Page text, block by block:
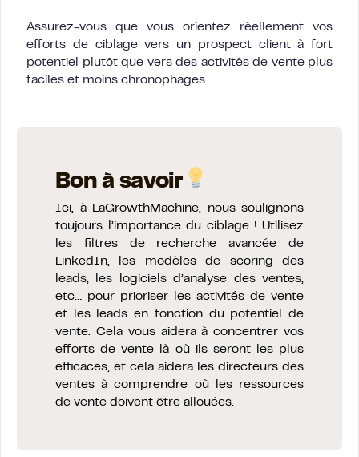
Assurez-vous que vous orientez réellement vos
efforts de ciblage vers un prospect client à fort
potentiel plutôt que vers des activités de vente plus
faciles et moins chronophages.
Bon à savoir
Ici, à LaGrowthMachine, nous soulignons
toujours l’importance du ciblage ! Utilisez
les filtres de recherche avancée de
LinkedIn, les modèles de scoring des
leads, les logiciels d’analyse des ventes,
etc… pour prioriser les activités de vente
et les leads en fonction du potentiel de
vente. Cela vous aidera à concentrer vos
efforts de vente là où ils seront les plus
efficaces, et cela aidera les directeurs des
ventes à comprendre où les ressources
de vente doivent être allouées.